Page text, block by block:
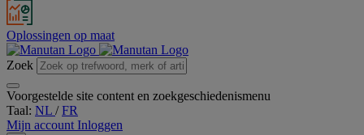
Oplossingen op maat
Zoek
Voorgestelde site content en zoekgeschiedenismenu
Taal: NL /FR
Mijn account Inloggen